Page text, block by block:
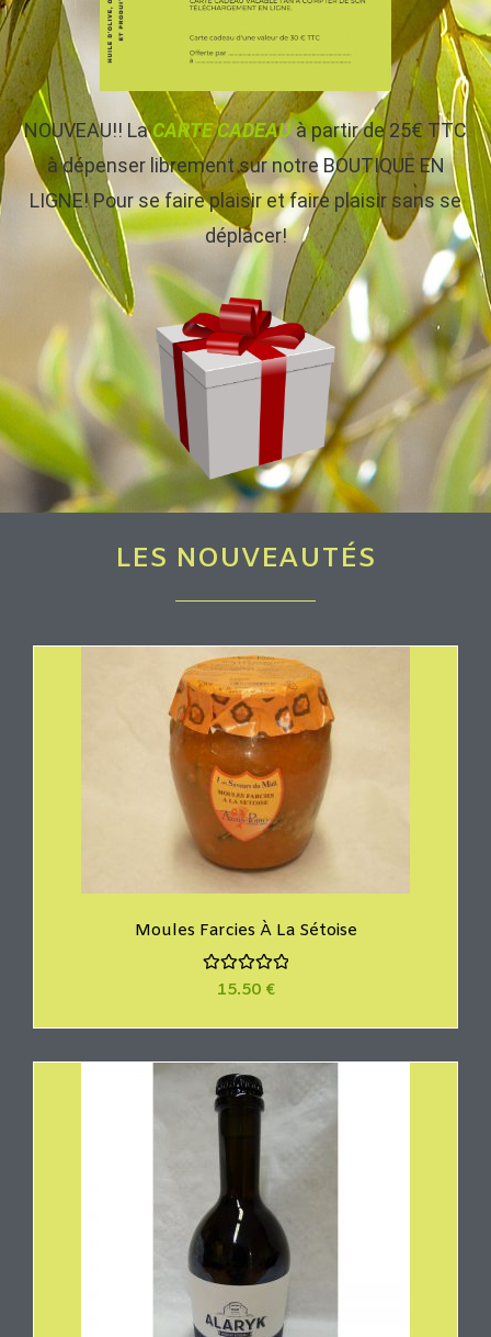
NOUVEAU!! LaCARTE CADEAUà partir de 25€ TTC
à dépenser librement sur notre BOUTIQUE EN
LIGNE! Pour se faire plaisir et faire plaisir sans se
déplacer!
LES NOUVEAUTÉS
Moules Farcies À La Sétoise
e
s
15.50 €